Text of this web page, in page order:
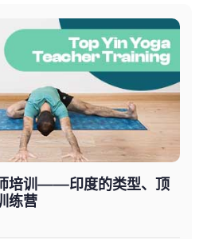
培训——印度的类型、顶
练营